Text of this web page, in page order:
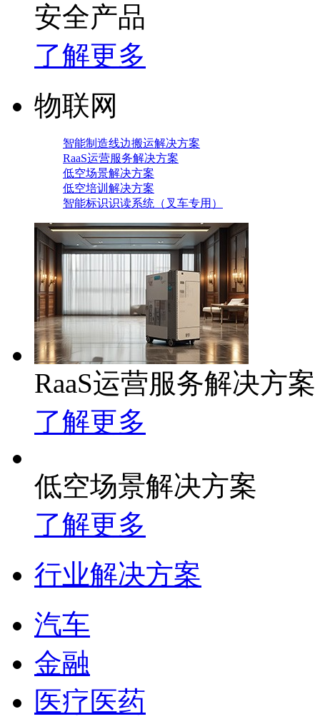
安全产品
了解更多
物联网
智能制造线边搬运解决方案
RaaS运营服务解决方案
低空场景解决方案
低空培训解决方案
智能标识识读系统（叉车专用）
RaaS运营服务解决方案
了解更多
低空场景解决方案
了解更多
行业解决方案
汽车
金融
医疗医药